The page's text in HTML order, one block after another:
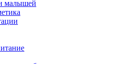
малышей